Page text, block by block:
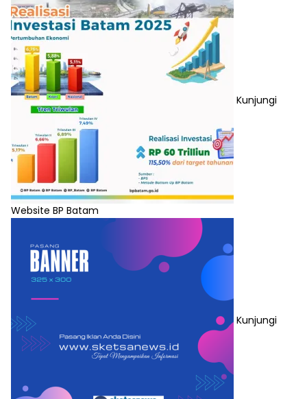
Kunjungi
Website BP Batam
Kunjungi